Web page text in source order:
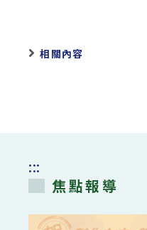
相關內容
:::
焦點報導